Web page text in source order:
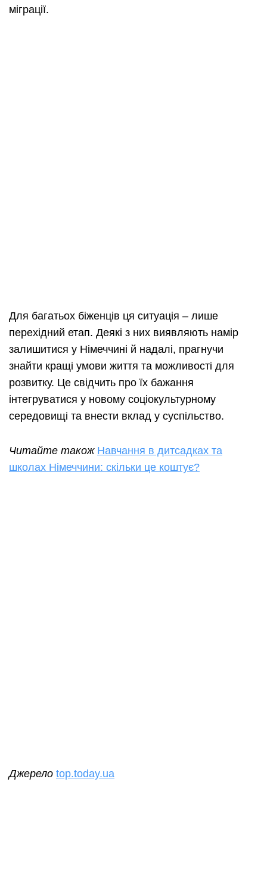
міграції.
Для багатьох біженців ця ситуація – лише
перехідний етап. Деякі з них виявляють намір
залишитися у Німеччині й надалі, прагнучи
знайти кращі умови життя та можливості для
розвитку. Це свідчить про їх бажання
інтегруватися у новому соціокультурному
середовищі та внести вклад у суспільство.
Читайте також Навчання в дитсадках та
школах Німеччини: скільки це коштує?
Джерело top.today.ua